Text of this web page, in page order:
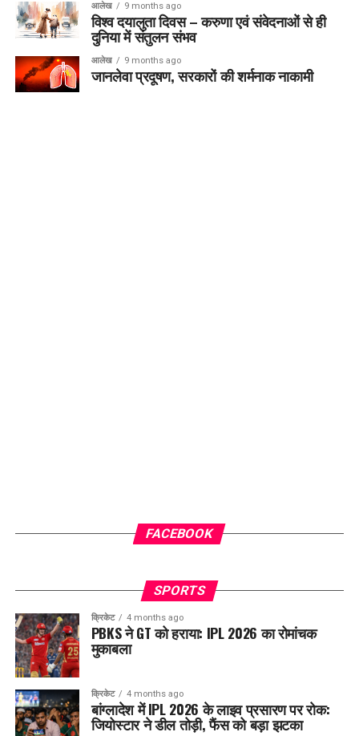
आलेख 9 months ago
विश्व दयालुता दिवस – करुणा एवं संवेदनाओं से ही
दुनिया में संतुलन संभव
आलेख 9 months ago
जानलेवा प्रदूषण, सरकारों की शर्मनाक नाकामी
FACEBOOK
SPORTS
क्रिकेट 4 months ago
PBKS ने GT को हराया: IPL 2026 का रोमांचक
मुकाबला
क्रिकेट 4 months ago
बांग्लादेश में IPL 2026 के लाइव प्रसारण पर रोक:
जियोस्टार ने डील तोड़ी, फैंस को बड़ा झटका